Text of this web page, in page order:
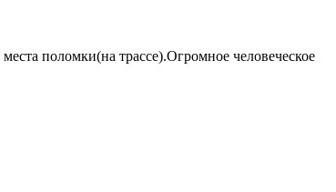
поломки(на трассе).Огромное человеческое